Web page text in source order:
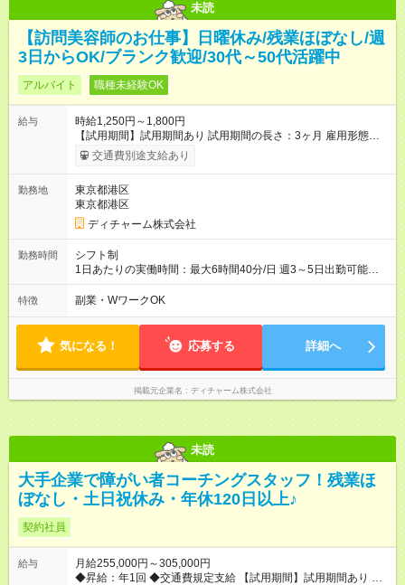
未読
【訪問美容師のお仕事】日曜休み/残業ほぼなし/週
3日からOK/ブランク歓迎/30代～50代活躍中
アルバイト 職種未経験OK
給与
時給1,250円～1,800円
【試用期間】試用期間あり 試用期間の長さ：3ヶ月 雇用形態、
給与は本採用時と同じです。
交通費別途支給あり
勤務地
東京都港区
東京都港区
ディチャーム株式会社
勤務時間
シフト制
1日あたりの実働時間：最大6時間40分/日 週3～5日出勤可能な
方 （シフト例） 9:00～16:40（休憩1時間含む） ご希望に合わせ
て勤務終了時間はご相談可能です ※勤務地により多少の前後
特徴 副業・WワークOK
気になる！ 応募する 詳細へ
掲載元企業名 ディチャーム株式会社
未読
大手企業で障がい者コーチングスタッフ！残業ほ
ぼなし・土日祝休み・年休120日以上♪
契約社員
給与
月給255,000円～305,000円
◆昇給：年1回 ◆交通費規定支給 【試用期間】試用期間あり 試用